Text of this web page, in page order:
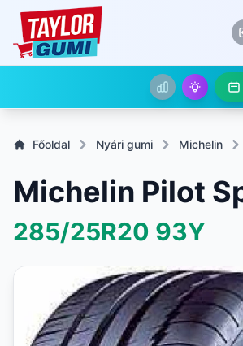
Főoldal Nyári gumi Michelin
Michelin Pilot
285/25R20 93Y